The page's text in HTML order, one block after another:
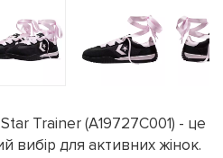
Trainer (A19727C001) - це
вибір для активних жінок.